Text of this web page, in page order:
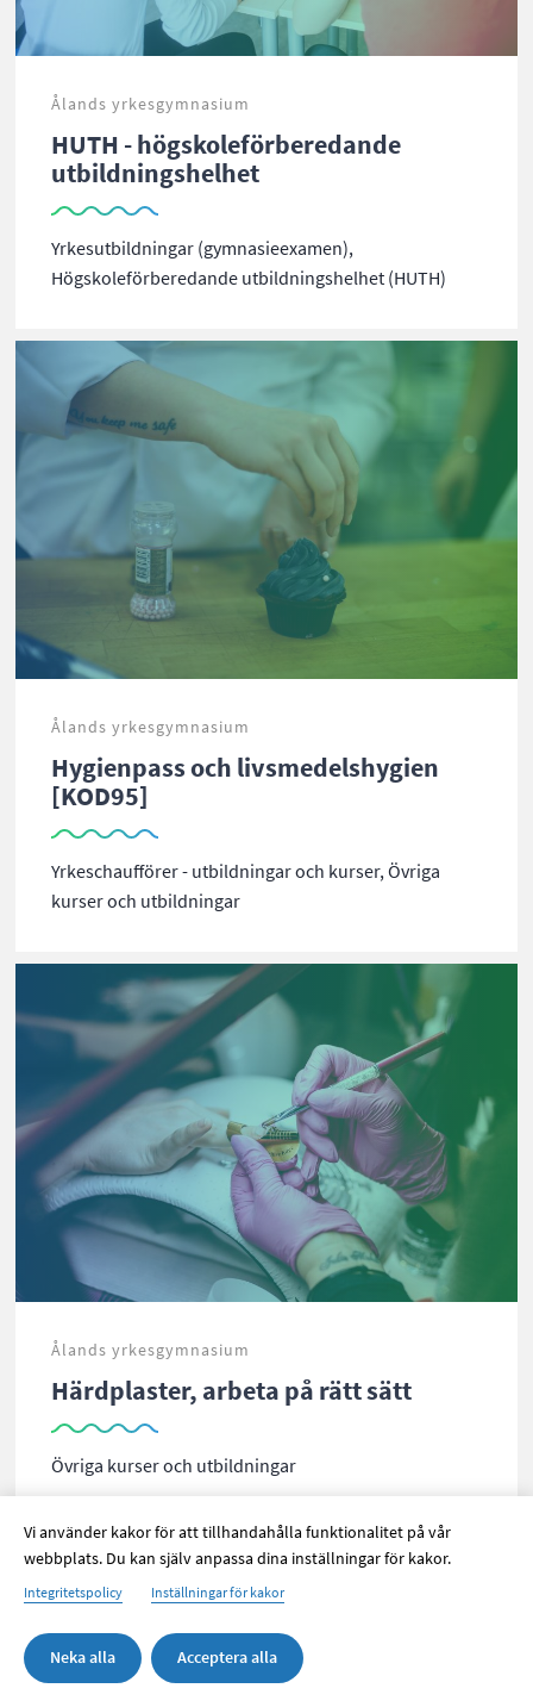
Ålands yrkesgymnasium
HUTH - högskoleförberedande
utbildningshelhet
Yrkesutbildningar (gymnasieexamen),
Högskoleförberedande utbildningshelhet (HUTH)
Ålands yrkesgymnasium
Hygienpass och livsmedelshygien
[KOD95]
Yrkeschaufförer - utbildningar och kurser, Övriga
kurser och utbildningar
Ålands yrkesgymnasium
Härdplaster, arbeta på rätt sätt
Övriga kurser och utbildningar
+Andra antagningsomgången- välj utbildning
Vi använder kakor för att tillhandahålla funktionalitet på vår
webbplats. Du kan själv anpassa dina inställningar för kakor.
Integritetspolicy Inställningar för kakor
Neka alla Acceptera alla